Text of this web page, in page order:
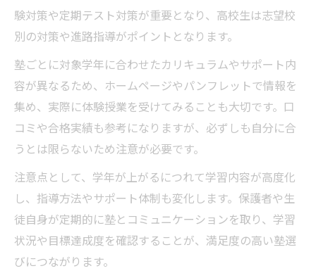
験対策や定期テスト対策が重要となり、高校生は志望校
別の対策や進路指導がポイントとなります。
塾ごとに対象学年に合わせたカリキュラムやサポート内
容が異なるため、ホームページやパンフレットで情報を
集め、実際に体験授業を受けてみることも大切です。口
コミや合格実績も参考になりますが、必ずしも自分に合
うとは限らないため注意が必要です。
注意点として、学年が上がるにつれて学習内容が高度化
し、指導方法やサポート体制も変化します。保護者や生
徒自身が定期的に塾とコミュニケーションを取り、学習
状況や目標達成度を確認することが、満足度の高い塾選
びにつながります。